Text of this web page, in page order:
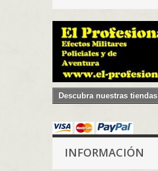
Descubra nuestras tiendas
INFORMACIÓN